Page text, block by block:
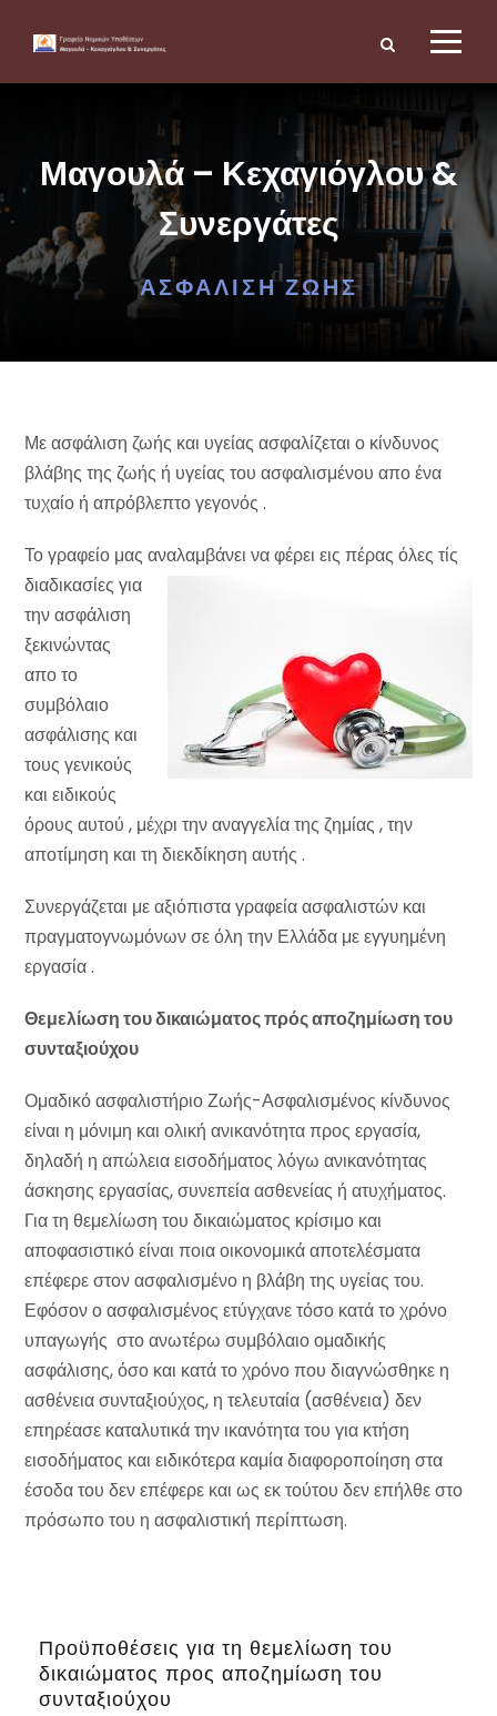
Μαγουλά – Κεχαγιόγλου &
Συνεργάτες
ΑΣΦΆΛΙΣΗ ΖΩΉΣ
Με ασφάλιση ζωής και υγείας ασφαλίζεται ο κίνδυνος
βλάβης της ζωής ή υγείας του ασφαλισμένου απο ένα
τυχαίο ή απρόβλεπτο γεγονός .
Το γραφείο μας αναλαμβάνει να φέρει εις πέρας όλες τίς
διαδικασίες για
την ασφάλιση
ξεκινώντας
απο το
συμβόλαιο
ασφάλισης και
τους γενικούς
και ειδικούς
όρους αυτού , μέχρι την αναγγελία της ζημίας , την
αποτίμηση και τη διεκδίκηση αυτής .
Συνεργάζεται με αξιόπιστα γραφεία ασφαλιστών και
πραγματογνωμόνων σε όλη την Ελλάδα με εγγυημένη
εργασία .
Θεμελίωση του δικαιώματος πρός αποζημίωση του
συνταξιούχου
Ομαδικό ασφαλιστήριο Ζωής-Ασφαλισμένος κίνδυνος
είναι η μόνιμη και ολική ανικανότητα προς εργασία,
δηλαδή η απώλεια εισοδήματος λόγω ανικανότητας
άσκησης εργασίας, συνεπεία ασθενείας ή ατυχήματος.
Για τη θεμελίωση του δικαιώματος κρίσιμο και
αποφασιστικό είναι ποια οικονομικά αποτελέσματα
επέφερε στον ασφαλισμένο η βλάβη της υγείας του.
Εφόσον ο ασφαλισμένος ετύγχανε τόσο κατά το χρόνο
υπαγωγής στο ανωτέρω συμβόλαιο ομαδικής
ασφάλισης, όσο και κατά το χρόνο που διαγνώσθηκε η
ασθένεια συνταξιούχος, η τελευταία (ασθένεια) δεν
επηρέασε καταλυτικά την ικανότητα του για κτήση
εισοδήματος και ειδικότερα καμία διαφοροποίηση στα
έσοδα του δεν επέφερε και ως εκ τούτου δεν επήλθε στο
πρόσωπο του η ασφαλιστική περίπτωση.
Προϋποθέσεις για τη θεμελίωση του
δικαιώματος προς αποζημίωση του
συνταξιούχου